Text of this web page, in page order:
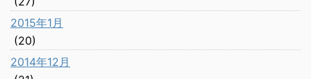
2015年1月
(20)
2014年12月